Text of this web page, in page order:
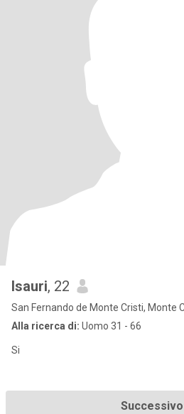
Isauri, 22
San Fernando de Monte Cristi, Monte
Alla ricerca di: Uomo 31 - 66
Si
Successivo